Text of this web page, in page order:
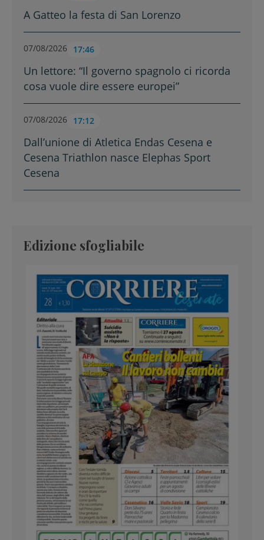
A Gatteo la festa di San Lorenzo
07/08/2026 17:46
Un lettore: “Il governo spagnolo ci ricorda
cosa vuole dire essere europei”
07/08/2026 17:12
Dall’unione di Atletica Endas Cesena e
Cesena Triathlon nasce Elephas Sport
Cesena
Edizione sfogliabile